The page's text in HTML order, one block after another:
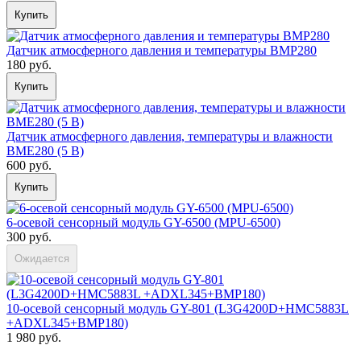
Купить
Датчик атмосферного давления и температуры BMP280
180 руб.
Купить
Датчик атмосферного давления, температуры и влажности
BME280 (5 В)
600 руб.
Купить
6-осевой сенсорный модуль GY-6500 (MPU-6500)
300 руб.
Ожидается
10-осевой сенсорный модуль GY-801 (L3G4200D+HMC5883L
+ADXL345+BMP180)
1 980 руб.